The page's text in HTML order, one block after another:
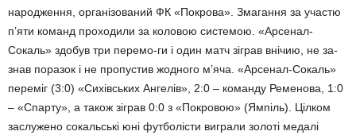
народження, організований ФК «Покрова». Зма­гання за участю
п’яти команд про­ходили за коловою системою. «Ар­сенал-
Сокаль» здобув три перемо-ги і один матч зіграв внічию, не за­
знав поразок і не пропустив жодно­го м’яча. «Арсенал-Сокаль»
пе­ре­міг (3:0) «Сихівських Ангелів», 2:0 – ко­манду Ременова, 1:0
– «Спар­ту», а також зіграв 0:0 з «Покро­вою» (Ямпіль). Цілком
заслужено сокальські юні футболісти виграли золоті медалі